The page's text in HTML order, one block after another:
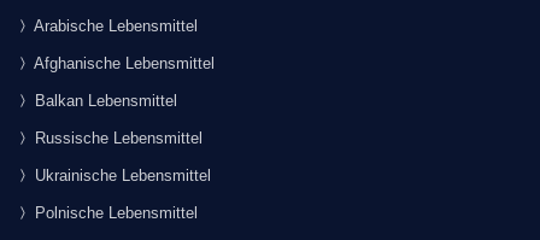
Arabische Lebensmittel
Afghanische Lebensmittel
Balkan Lebensmittel
Russische Lebensmittel
Ukrainische Lebensmittel
Polnische Lebensmittel